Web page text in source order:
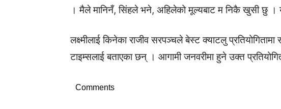
। मैले मानिनँ, सिंहले भने, अहिलेको मूल्यबाट म निकै खुसी छु । यो
लक्ष्मीलाई किनेका राजीव सरपञ्चले बेस्ट क्याटलु
टाइम्सलाई बताएका छन् । आगामी जनवरीमा हुने उक्त
Comments